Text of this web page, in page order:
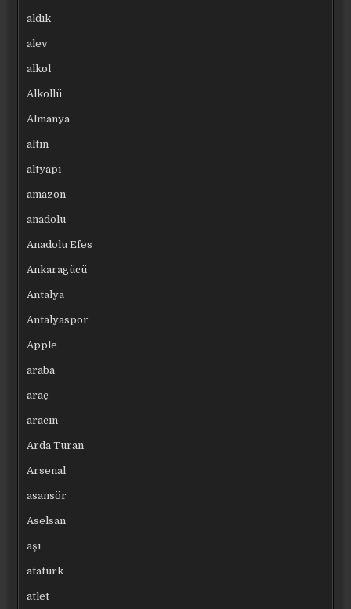
aldık
alev
alkol
Alkollü
Almanya
altın
altyapı
amazon
anadolu
Anadolu Efes
Ankaragücü
Antalya
Antalyaspor
Apple
araba
araç
aracın
Arda Turan
Arsenal
asansör
Aselsan
aşı
atatürk
atlet